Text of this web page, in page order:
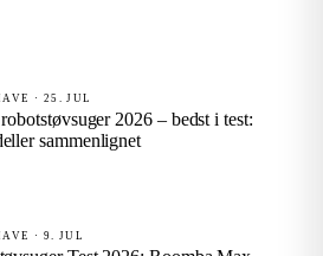
· 25. JUL
2026 – bedst i test:
sammenlignet
· 9. JUL